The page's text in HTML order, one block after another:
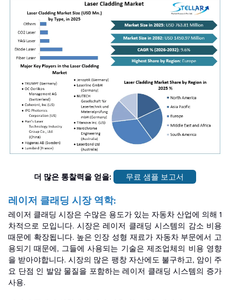
더 많은 통찰력을 얻을: 무료 샘플 보고서
레이저 클래딩 시장 역학:
레이저 클래딩 시장은 수많은 용도가 있는 자동차 산업에 의해 1
차적으로 모입니다. 시장은 레이저 클래딩 시스템의 감소 비용
때문에 확장됩니다. 높은 인장 성형 재료가 자동차 부문에서 고
용되기 때문에, 그들에 사용되는 기술은 제조업체의 비용 영향
을 받아야합니다. 시장의 많은 팽창 자산에도 불구하고, 암이 주
요 단점 인 발암 물질을 포함하는 레이저 클래딩 시스템의 증가
사용.